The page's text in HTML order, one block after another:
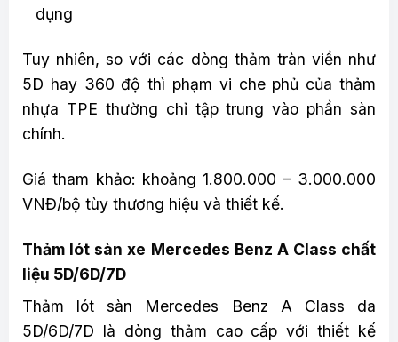
dụng
Tuy nhiên, so với các dòng thảm tràn viền như
5D hay 360 độ thì phạm vi che phủ của thảm
nhựa TPE thường chỉ tập trung vào phần sàn
chính.
Giá tham khảo: khoảng 1.800.000 – 3.000.000
VNĐ/bộ tùy thương hiệu và thiết kế.
Thảm lót sàn xe Mercedes Benz A Class chất
liệu 5D/6D/7D
Thảm lót sàn Mercedes Benz A Class da
5D/6D/7D là dòng thảm cao cấp với thiết kế